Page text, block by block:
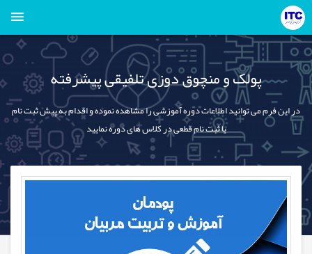
پولک و منچوق دوزی تلفیقی پیشرفته
در این فرم می توانید اطلاعات دوره آموزشی را مشاهده نموده و اقدام به پیش ثبت نام
یا ثبت نام قطعی در کلاس های دوره نمایید